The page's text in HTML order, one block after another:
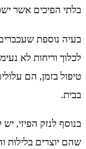
בלתי הפיכים אשר
בעיה נוספת
לכלוך וריחות לא
טיפול בזמן, הם
בבית.
בנוסף לנזק הפיזי,
שהם יוצרים בלילות